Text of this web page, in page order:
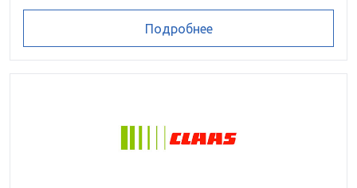
Подробнее